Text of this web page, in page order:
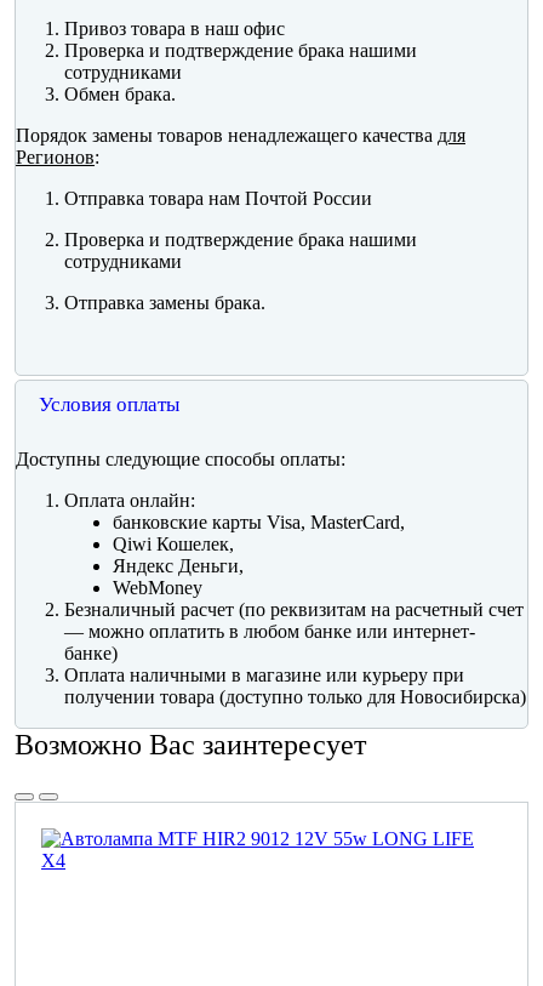
Привоз товара в наш офис
Проверка и подтверждение брака нашими
сотрудниками
Обмен брака.
Порядок замены товаров ненадлежащего качества для
Регионов:
Отправка товара нам Почтой России
Проверка и подтверждение брака нашими
сотрудниками
Отправка замены брака.
Условия оплаты
Доступны следующие способы оплаты:
Оплата онлайн:
банковские карты Visa, MasterCard,
Qiwi Кошелек,
Яндекс Деньги,
WebMoney
Безналичный расчет (по реквизитам на расчетный счет
— можно оплатить в любом банке или интернет-
банке)
Оплата наличными в магазине или курьеру при
получении товара (доступно только для Новосибирска)
Возможно Вас заинтересует